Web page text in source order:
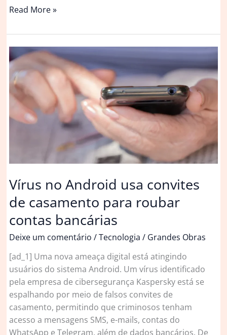
Cátia
diz
que
não
tinha
estrutura
necessária
Band
convites
emissoras
Read More »
Vírus no Android usa convites
de casamento para roubar
contas bancárias
Deixe um comentário /Tecnologia / Grandes Obras
[ad_1] Uma nova ameaça digital está atingindo
usuários do sistema Android. Um vírus identificado
pela empresa de cibersegurança Kaspersky está se
espalhando por meio de falsos convites de
casamento, permitindo que criminosos tenham
acesso a mensagens SMS, e-mails, contas do
WhatsApp e Telegram, além de dados bancários. De